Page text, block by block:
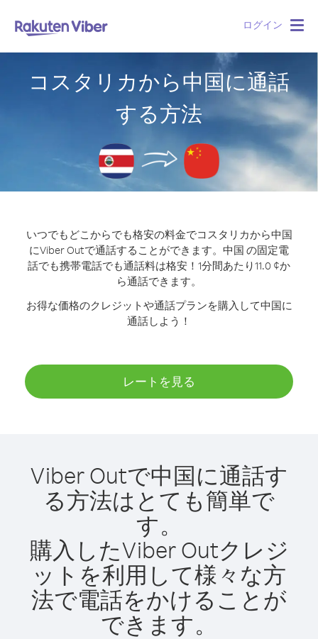
ログイン
コスタリカから中国に通話
する方法
いつでもどこからでも格安の料金でコスタリカから中国
にViber Outで通話することができます。 中国 の固定電
話でも携帯電話でも通話料は格安！1分間あたり11.0 ¢か
ら通話できます。
お得な価格のクレジットや通話プランを購入して中国に
通話しよう！
レートを見る
Viber Outで中国に通話す
る方法はとても簡単で
す。
購入したViber Outクレジ
ットを利用して様々な方
法で電話をかけることが
できます。